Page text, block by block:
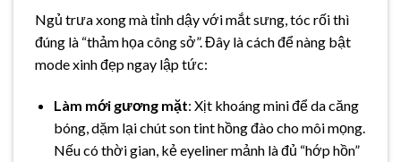
Ngủ trưa xong mà tỉnh dậy với mắt sưng, tóc rối thì
đúng là “thảm họa công sở”. Đây là cách để nàng bật
mode xinh đẹp ngay lập tức:
Làm mới gương mặt: Xịt khoáng mini để da căng
bóng, dặm lại chút son tint hồng đào cho môi mọng.
Nếu có thời gian, kẻ eyeliner mảnh là đủ “hớp hồn”